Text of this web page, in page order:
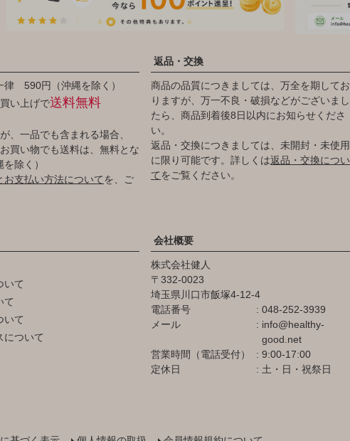
590円（沖縄を除く）
い上げで送料無料
、一品でも含まれる場合、
買い物でも送料は、無料とな
除く）
お支払い方法についてを、ご
返品・交換
商品の品質につきましては、万全を期してお
りますが、万一不良・破損などがございまし
たら、商品到着後8日以内にお知らせくださ
い。
返品・交換につきましては、未開封・未使用
に限り可能です。詳しくは返品・交換につい
てをご覧ください。
いて
て
いて
について
会社概要
株式会社健人
332-0023
埼玉県川口市飯塚4-12-4
電話番号
048-252-3939
メール
info@healthy-
good.net
営業時間（電話受付）
9:00-17:00
定休日
土・日・祝祭日